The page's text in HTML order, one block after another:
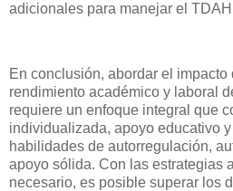
adicionales para manejar el
En conclusión, abordar el impacto
rendimiento académico y laboral
requiere un enfoque integral que
individualizada, apoyo educativo
habilidades de autorregulación,
apoyo sólida. Con las estrategias
necesario, es posible superar los